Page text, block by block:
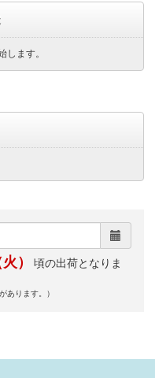
します。
）
頃の出荷となりま
あります。）